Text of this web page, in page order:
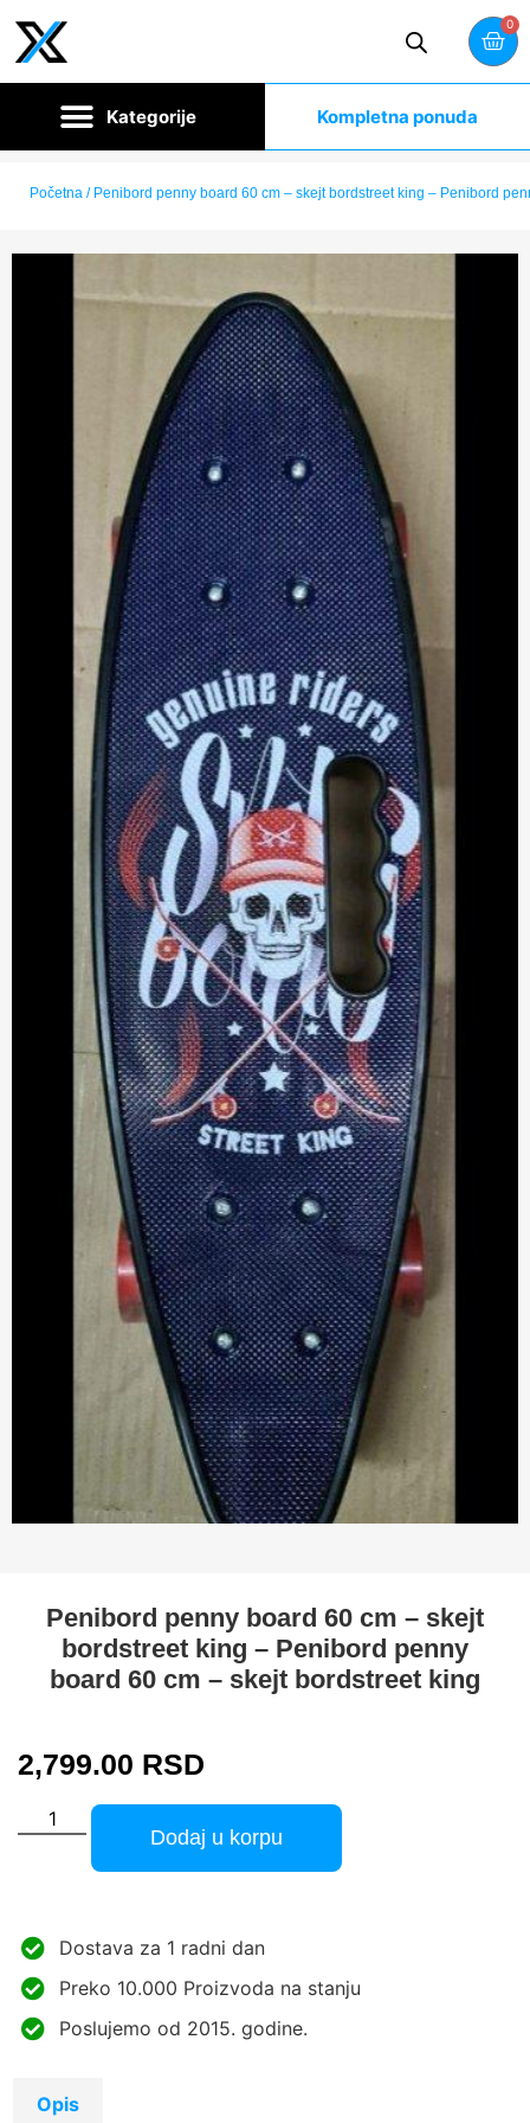
0
Kompletna ponuda
Početna / Penibord penny board 60 cm – skejt bordstreet king – Penibord
Penibord penny board 60 cm – skejt
bordstreet king – Penibord penny
board 60 cm – skejt bordstreet king
2,799.00 RSD
Dodaj u korpu
Dostava za 1 radni dan
Preko 10.000 Proizvoda na stanju
Poslujemo od 2015. godine.
Opis